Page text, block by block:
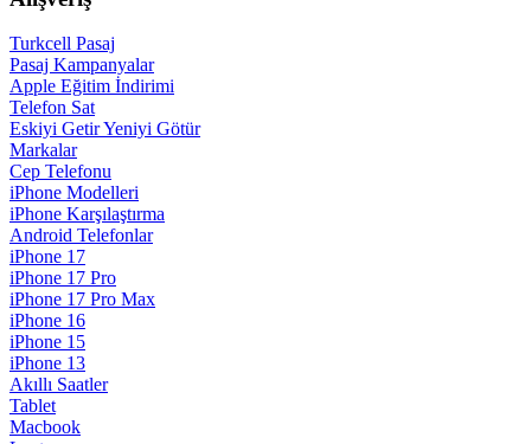
Turkcell Pasaj
Pasaj Kampanyalar
Apple Eğitim İndirimi
Telefon Sat
Eskiyi Getir Yeniyi Götür
Markalar
Cep Telefonu
iPhone Modelleri
iPhone Karşılaştırma
Android Telefonlar
iPhone 17
iPhone 17 Pro
iPhone 17 Pro Max
iPhone 16
iPhone 15
iPhone 13
Akıllı Saatler
Tablet
Macbook